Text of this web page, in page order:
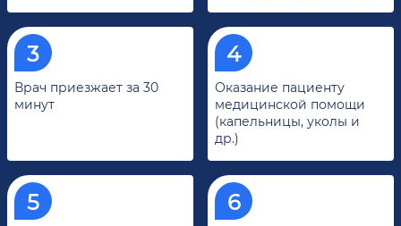
Врач приезжает за 30
минут
Оказание пациенту
медицинской помощи
(капельницы, уколы и
др.)